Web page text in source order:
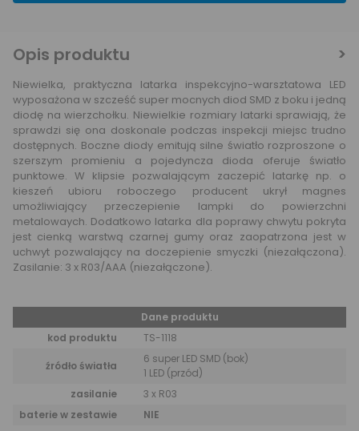
Opis produktu
Niewielka, praktyczna latarka inspekcyjno-warsztatowa LED
wyposażona w szcześć super mocnych diod SMD z boku i jedną
diodę na wierzchołku. Niewielkie rozmiary latarki sprawiają, że
sprawdzi się ona doskonale podczas inspekcji miejsc trudno
dostępnych. Boczne diody emitują silne światło rozproszone o
szerszym promieniu a pojedyncza dioda oferuje światło
punktowe. W klipsie pozwalającym zaczepić latarkę np. o
kieszeń ubioru roboczego producent ukrył magnes
umożliwiający przeczepienie lampki do powierzchni
metalowaych. Dodatkowo latarka dla poprawy chwytu pokryta
jest cienką warstwą czarnej gumy oraz zaopatrzona jest w
uchwyt pozwalający na doczepienie smyczki (niezałączona).
Zasilanie: 3 x R03/AAA (niezałączone).
Dane produktu
kod produktu
TS-1118
źródło światła
6 super LED SMD (bok)
1 LED (przód)
zasilanie
3 x R03
baterie w zestawie
NIE